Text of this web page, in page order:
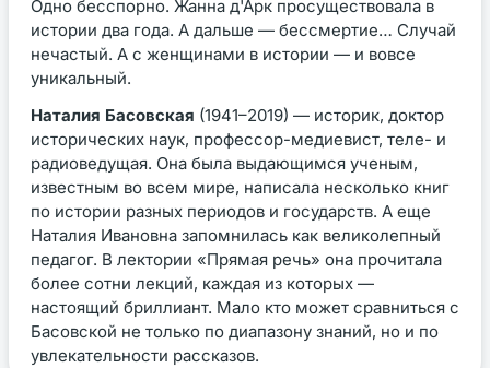
Одно бесспорно. Жанна д'Арк просуществовала в
истории два года. А дальше — бессмертие… Случай
нечастый. А с женщинами в истории — и вовсе
уникальный.
Наталия Басовская (1941–2019) — историк, доктор
исторических наук, профессор-медиевист, теле- и
радиоведущая. Она была выдающимся ученым,
известным во всем мире, написала несколько книг
по истории разных периодов и государств. А еще
Наталия Ивановна запомнилась как великолепный
педагог. В лектории «Прямая речь» она прочитала
более сотни лекций, каждая из которых —
настоящий бриллиант. Мало кто может сравниться с
Басовской не только по диапазону знаний, но и по
увлекательности рассказов.